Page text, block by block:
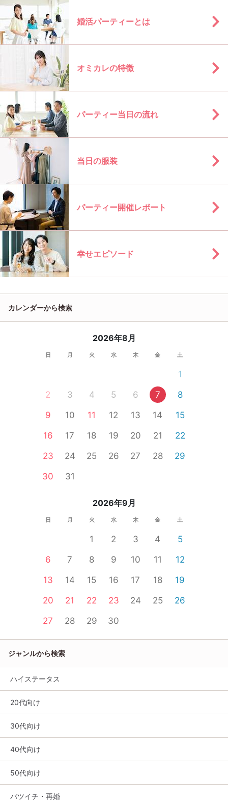
婚活パーティーとは
オミカレの特徴
パーティー当日の流れ
当日の服装
パーティー開催レポート
幸せエピソード
カレンダーから検索
2026年8月
日 月 火 水 木 金 土
1
2
3 4 5 6 7
8
9
10 11 12 13 14
15
16
17 18 19 20 21
22
23
24 25 26 27 28
29
30
31
2026年9月
日 月 火 水 木 金 土
1 2 3 4
5
6
7 8 9 10 11
12
13
14 15 16 17 18
19
20
21 22 23 24 25
26
27
28 29 30
ジャンルから検索
ハイステータス
20代向け
30代向け
40代向け
50代向け
バツイチ・再婚